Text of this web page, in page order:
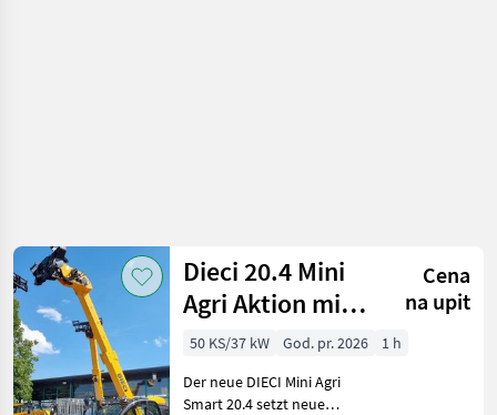
Dieci 20.4 Mini
Agri Aktion mit
Österreichpaket
Cena
na upit
50 KS/37 kW God. pr. 2026
1 h
Der neue DIECI Mini Agri
Smart 20.4 setzt neue